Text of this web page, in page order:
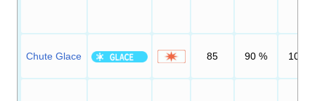
Chute Glace 85 90 % 10